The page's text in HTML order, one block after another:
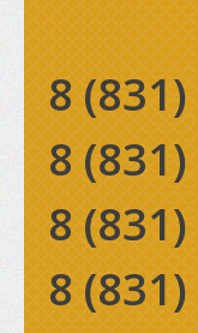
8 (831)
8 (831)
8 (831)
8 (831)